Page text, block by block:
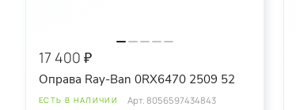
17 400 ₽
Оправа Ray-Ban 0RX6470 2509 52
ЕСТЬ В НАЛИЧИИ Арт.8056597434843